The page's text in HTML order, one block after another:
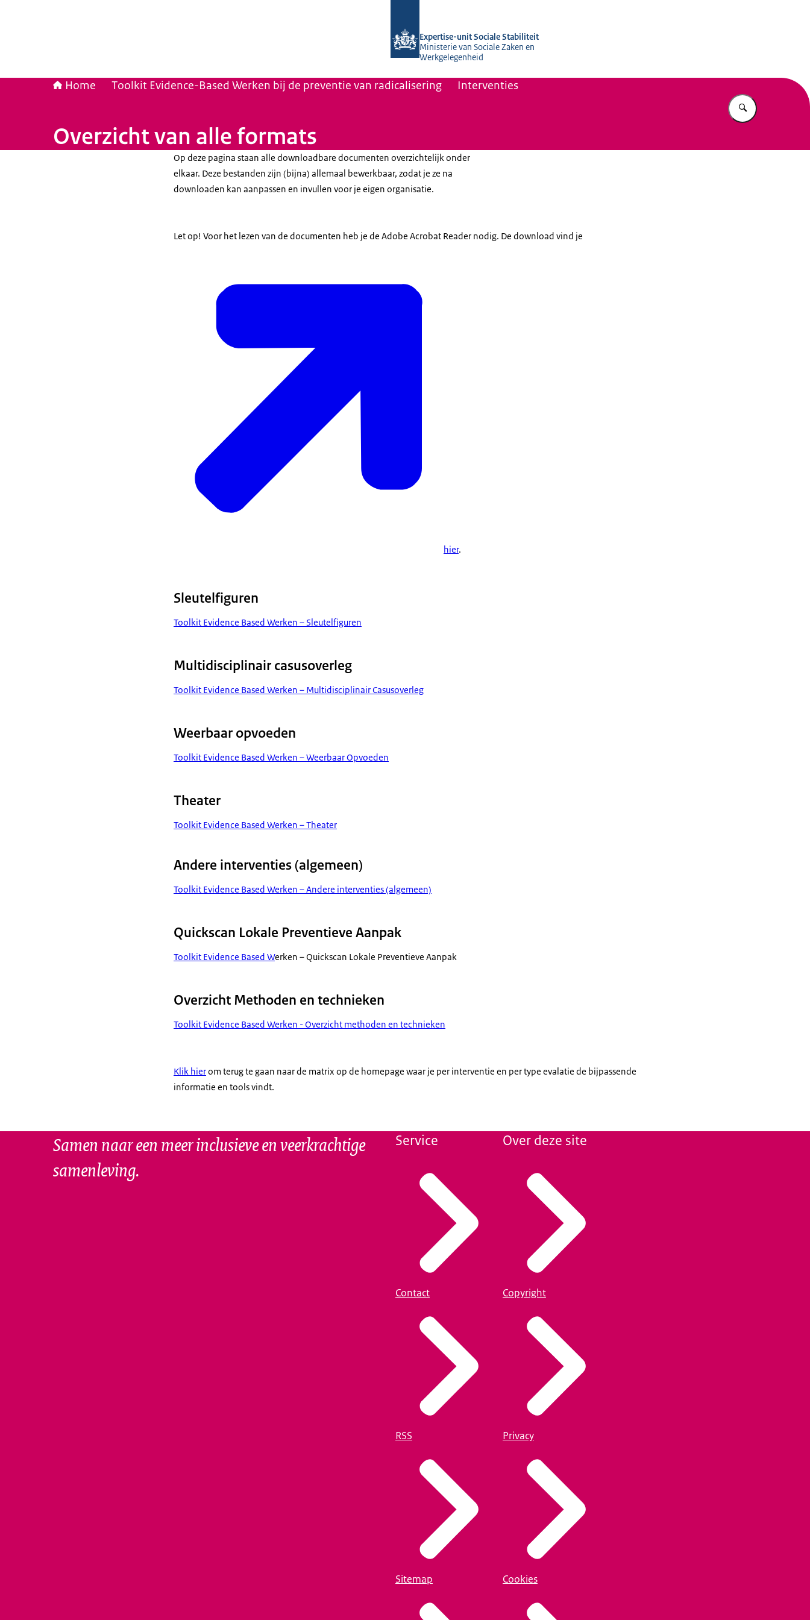
Expertise-unit Sociale Stabiliteit
Ministerie van Sociale Zaken en
Werkgelegenheid
Home Toolkit Evidence-Based Werken bij de preventie van radicalisering Interventies
Vul in wat u
Overzicht van alle formats
Op deze pagina staan alle downloadbare documenten overzichtelijk onder
elkaar. Deze bestanden zijn (bijna) allemaal bewerkbaar, zodat je ze na
downloaden kan aanpassen en invullen voor je eigen organisatie.
Let op! Voor het lezen van de documenten heb je de Adobe Acrobat Reader nodig. De download vind je
hier.
Sleutelfiguren
Toolkit Evidence Based Werken – Sleutelfiguren
Multidisciplinair casusoverleg
Toolkit Evidence Based Werken – Multidisciplinair Casusoverleg
Weerbaar opvoeden
Toolkit Evidence Based Werken – Weerbaar Opvoeden
Theater
Toolkit Evidence Based Werken – Theater
Andere interventies (algemeen)
Toolkit Evidence Based Werken – Andere interventies (algemeen)
Quickscan Lokale Preventieve Aanpak
Toolkit Evidence Based Werken – Quickscan Lokale Preventieve Aanpak
Overzicht Methoden en technieken
Toolkit Evidence Based Werken - Overzicht methoden en technieken
Klik hierom terug te gaan naar de matrix op de homepage waar je per interventie en per type evalatie de bijpassende
informatie en tools vindt.
Samen naar een meer inclusieve en veerkrachtige
samenleving.
Service
Contact
RSS
Sitemap
Over deze site
Copyright
Privacy
Cookies